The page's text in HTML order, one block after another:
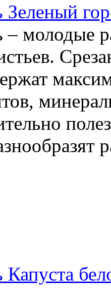
Зеленый
молодые